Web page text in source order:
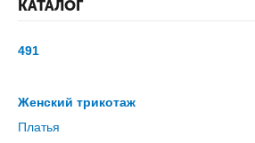
КАТАЛОГ
491
Женский трикотаж
Платья